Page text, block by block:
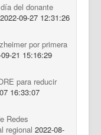
del donante
2022-09-27 12:31:26
por primera
21 15:16:29
para reducir
16:33:07
Redes
regional 2022-08-